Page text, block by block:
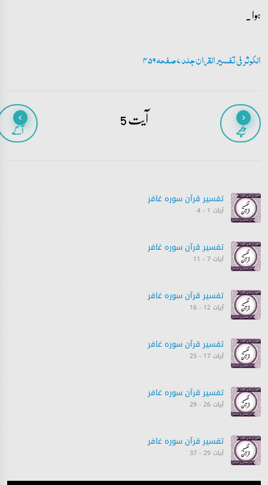
ہوا۔
الکوثر فی تفسیر القران جلد 7 صفحہ 459
پیچھے آیت 5 آگے
تفسیر قرآن سورہ ‎غافر‎
آیات 1 - 4
تفسیر قرآن سورہ ‎غافر‎
آیات 7 - 11
تفسیر قرآن سورہ ‎غافر‎
آیات 12 - 16
تفسیر قرآن سورہ ‎غافر‎
آیات 17 - 25
تفسیر قرآن سورہ ‎غافر‎
آیات 26 - 29
تفسیر قرآن سورہ ‎غافر‎
آیات 29 - 37